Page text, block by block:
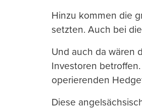
Hinzu kommen die
setzten. Auch bei
Und auch da wären
Investoren
operierenden
Diese